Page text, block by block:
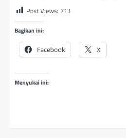
Post Views: 713
Bagikan ini:
Facebook X
Menyukai ini: